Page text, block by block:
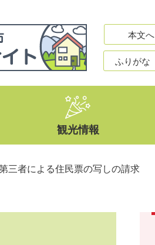
本文へ
ふりがな
観光情報
三者による住民票の写しの請求